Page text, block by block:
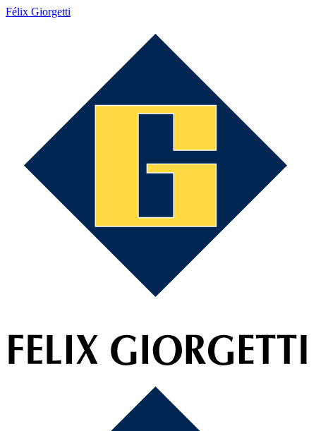
Félix Giorgetti